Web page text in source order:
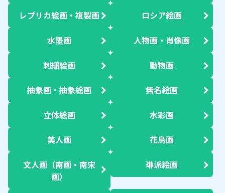
レプリカ絵画・複製画 ロシア絵画
水墨画 人物画・肖像画
刺繍絵画 動物画
抽象画・抽象絵画 無名絵画
立体絵画 水彩画
美人画 花鳥画
文人画（南画・南宋
画）
琳派絵画